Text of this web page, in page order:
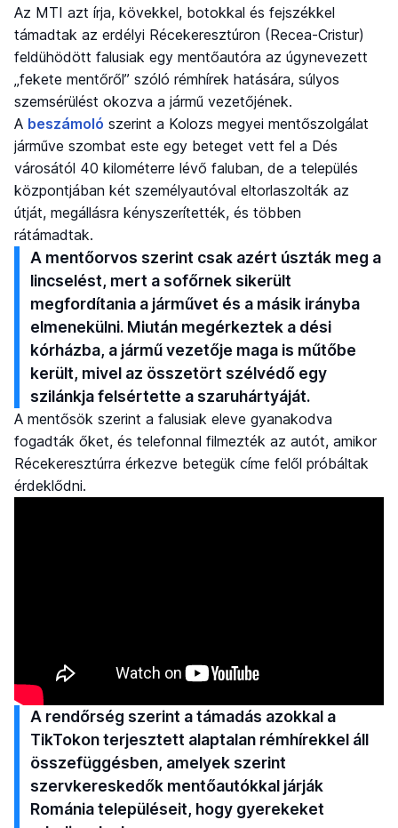
Az MTI azt írja, kövekkel, botokkal és fejszékkel
támadtak az erdélyi Récekeresztúron (Recea-Cristur)
feldühödött falusiak egy mentőautóra az úgynevezett
„fekete mentőről” szóló rémhírek hatására, súlyos
szemsérülést okozva a jármű vezetőjének.
A beszámoló szerint a Kolozs megyei mentőszolgálat
járműve szombat este egy beteget vett fel a Dés
városától 40 kilométerre lévő faluban, de a település
központjában két személyautóval eltorlaszolták az
útját, megállásra kényszerítették, és többen
rátámadtak.
A mentőorvos szerint csak azért úszták meg a
lincselést, mert a sofőrnek sikerült
megfordítania a járművet és a másik irányba
elmenekülni. Miután megérkeztek a dési
kórházba, a jármű vezetője maga is műtőbe
került, mivel az összetört szélvédő egy
szilánkja felsértette a szaruhártyáját.
A mentősök szerint a falusiak eleve gyanakodva
fogadták őket, és telefonnal filmezték az autót, amikor
Récekeresztúrra érkezve betegük címe felől próbáltak
érdeklődni.
A rendőrség szerint a támadás azokkal a
TikTokon terjesztett alaptalan rémhírekkel áll
összefüggésben, amelyek szerint
szervkereskedők mentőautókkal járják
Románia településeit, hogy gyerekeket